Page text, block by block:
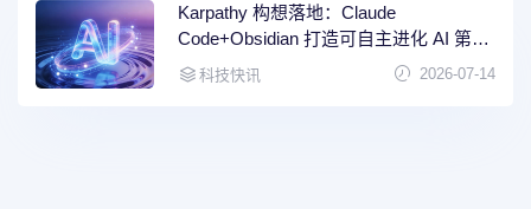
Karpathy 构想落地：Claude
Code+Obsidian 打造可自主进化 AI 第二
大脑
科技快讯 2026-07-14